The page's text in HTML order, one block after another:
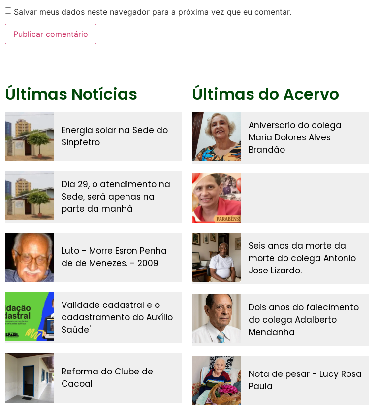
Salvar meus dados neste navegador para a próxima vez que eu comentar.
Últimas Notícias
Energia solar na Sede do
Sinpfetro
Dia 29, o atendimento na
Sede, será apenas na
parte da manhã
Luto - Morre Esron Penha
de de Menezes. - 2009
Validade cadastral e o
cadastramento do Auxílio
Saúde'
Reforma do Clube de
Cacoal
Últimas do Acervo
Aniversario do colega
Maria Dolores Alves
Brandão
Seis anos da morte da
morte do colega Antonio
Jose Lizardo.
Dois anos do falecimento
do colega Adalberto
Mendanha
Nota de pesar - Lucy Rosa
Paula